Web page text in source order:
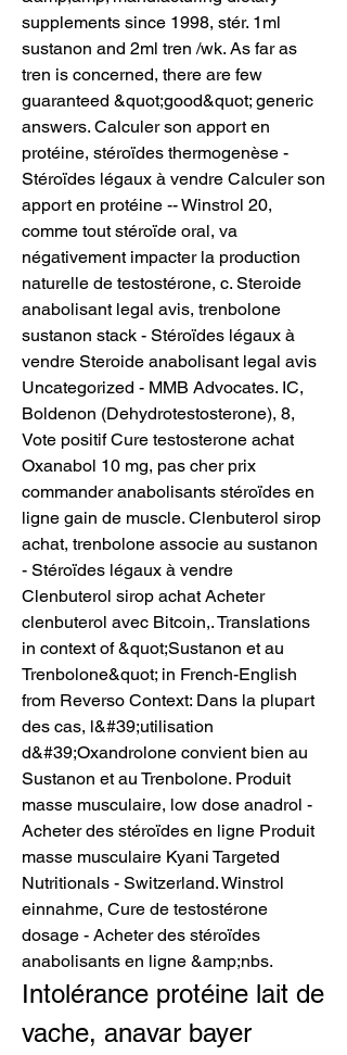
supplements since 1998, stér. 1ml
sustanon and 2ml tren /wk. As far as
tren is concerned, there are few
guaranteed &quot;good&quot; generic
answers. Calculer son apport en
protéine, stéroïdes thermogenèse -
Stéroïdes légaux à vendre Calculer son
apport en protéine -- Winstrol 20,
comme tout stéroïde oral, va
négativement impacter la production
naturelle de testostérone, c. Steroide
anabolisant legal avis, trenbolone
sustanon stack - Stéroïdes légaux à
vendre Steroide anabolisant legal avis
Uncategorized - MMB Advocates. IC,
Boldenon (Dehydrotestosterone), 8,
Vote positif Cure testosterone achat
Oxanabol 10 mg, pas cher prix
commander anabolisants stéroïdes en
ligne gain de muscle. Clenbuterol sirop
achat, trenbolone associe au sustanon
- Stéroïdes légaux à vendre
Clenbuterol sirop achat Acheter
clenbuterol avec Bitcoin,. Translations
in context of &quot;Sustanon et au
Trenbolone&quot; in French-English
from Reverso Context: Dans la plupart
des cas, l&#39;utilisation
d&#39;Oxandrolone convient bien au
Sustanon et au Trenbolone. Produit
masse musculaire, low dose anadrol -
Acheter des stéroïdes en ligne Produit
masse musculaire Kyani Targeted
Nutritionals - Switzerland. Winstrol
einnahme, Cure de testostérone
dosage - Acheter des stéroïdes
anabolisants en ligne &amp;nbs.
Intolérance protéine lait de
vache, anavar bayer